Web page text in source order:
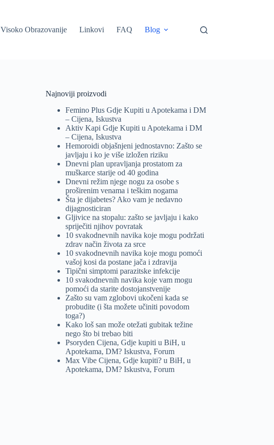
Visoko Obrazovanije
Linkovi FAQ Blog
Najnoviji proizvodi
Femino Plus Gdje Kupiti u Apotekama i DM
– Cijena, Iskustva
Aktiv Kapi Gdje Kupiti u Apotekama i DM
– Cijena, Iskustva
Hemoroidi objašnjeni jednostavno: Zašto se
javljaju i ko je više izložen riziku
Dnevni plan upravljanja prostatom za
muškarce starije od 40 godina
Dnevni režim njege nogu za osobe s
proširenim venama i teškim nogama
Šta je dijabetes? Ako vam je nedavno
dijagnosticiran
Gljivice na stopalu: zašto se javljaju i kako
spriječiti njihov povratak
10 svakodnevnih navika koje mogu podržati
zdrav način života za srce
10 svakodnevnih navika koje mogu pomoći
vašoj kosi da postane jača i zdravija
Tipični simptomi parazitske infekcije
10 svakodnevnih navika koje vam mogu
pomoći da starite dostojanstvenije
Zašto su vam zglobovi ukočeni kada se
probudite (i šta možete učiniti povodom
toga?)
Kako loš san može otežati gubitak težine
nego što bi trebao biti
Psoryden Cijena, Gdje kupiti u BiH, u
Apotekama, DM? Iskustva, Forum
Max Vibe Cijena, Gdje kupiti? u BiH, u
Apotekama, DM? Iskustva, Forum